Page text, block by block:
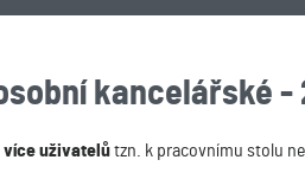
kancelářské -
více uživatelůtzn. k pracovnímu stolu